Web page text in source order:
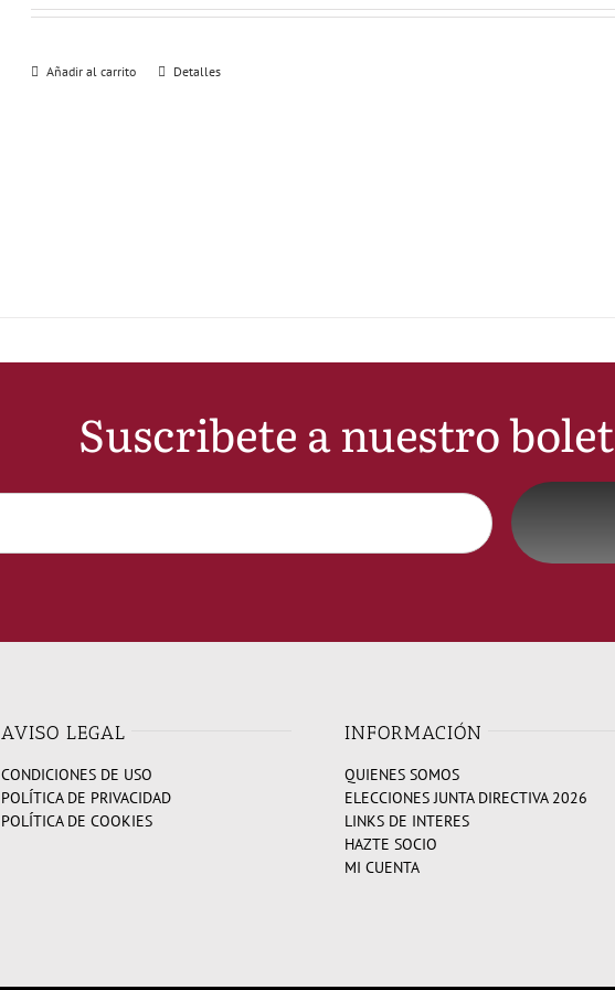
Añadir al carrito Detalles
Suscribete a nuestro
AVISO LEGAL
CONDICIONES DE USO
POLÍTICA DE PRIVACIDAD
POLÍTICA DE COOKIES
INFORMACIÓN
QUIENES SOMOS
ELECCIONES JUNTA DIRECTIVA 2026
LINKS DE INTERES
HAZTE SOCIO
MI CUENTA